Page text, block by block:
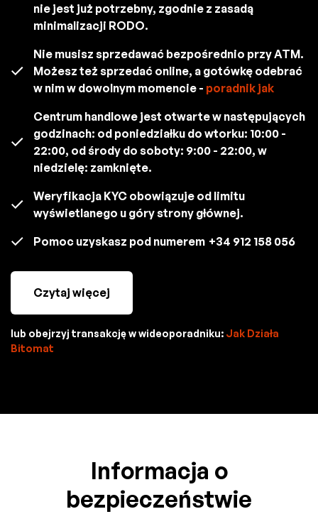
nie jest już potrzebny, zgodnie z zasadą
minimalizacji RODO.
Nie musisz sprzedawać bezpośrednio przy ATM.
Możesz też sprzedać online, a gotówkę odebrać
w nim w dowolnym momencie - poradnik jak
Centrum handlowe jest otwarte w następujących
godzinach: od poniedziałku do wtorku: 10:00 -
22:00, od środy do soboty: 9:00 - 22:00, w
niedzielę: zamknięte.
Weryfikacja KYC obowiązuje od limitu
wyświetlanego u góry strony głównej.
Pomoc uzyskasz pod numerem +34 912 158 056
Czytaj więcej
lub obejrzyj transakcję w wideoporadniku: Jak Działa
Bitomat
Informacja o
bezpieczeństwie